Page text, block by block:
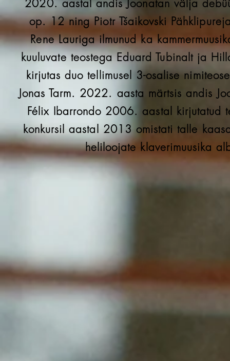
2020. aastal andis Joonatan välja
op. 12 ning Piotr Tšaikovski
Rene Lauriga ilmunud ka
kuuluvate teostega Eduard Tubinalt ja
kirjutas duo tellimusel 3-osalise
Jonas Tarm. 2022. aasta märtsis andis
Félix Ibarrondo 2006. aastal kirjutatud
konkursil aastal 2013 omistati talle
heliloojate klaverimuusika